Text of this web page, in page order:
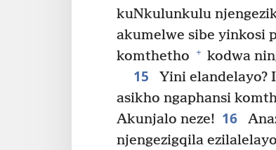
kuNkulunkulu
akumelwe sibe yinkosi
komthetho
+ kodwa
15
Yini elandelayo?
asikho ngaphansi
Akunjalo neze! 16
njengezigqila